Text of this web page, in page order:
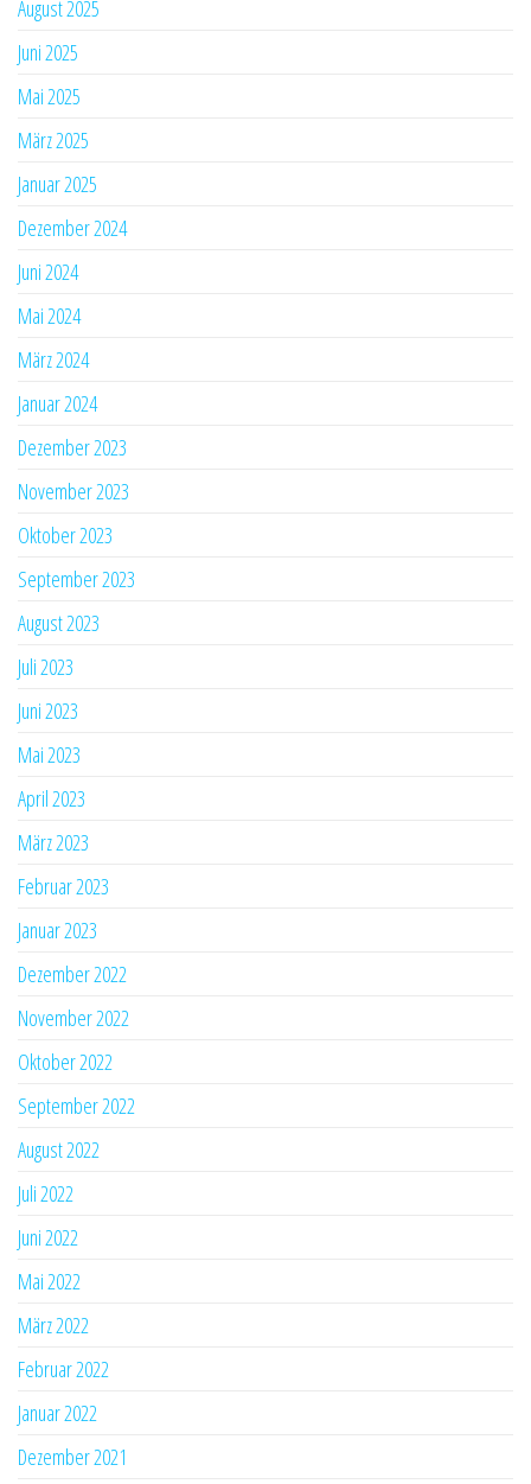
August 2025
Juni 2025
Mai 2025
März 2025
Januar 2025
Dezember 2024
Juni 2024
Mai 2024
März 2024
Januar 2024
Dezember 2023
November 2023
Oktober 2023
September 2023
August 2023
Juli 2023
Juni 2023
Mai 2023
April 2023
März 2023
Februar 2023
Januar 2023
Dezember 2022
November 2022
Oktober 2022
September 2022
August 2022
Juli 2022
Juni 2022
Mai 2022
März 2022
Februar 2022
Januar 2022
Dezember 2021